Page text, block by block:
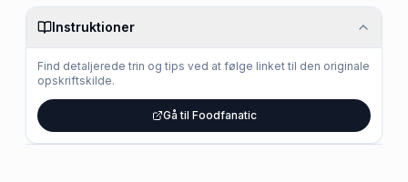
Instruktioner
Find detaljerede trin og tips ved at følge linket til den originale
opskriftskilde.
Gå til Foodfanatic